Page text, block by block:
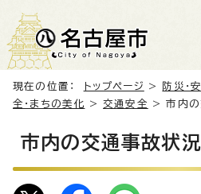
現在の位置： トップページ > 防災・
全・まちの美化
>交通安全 > 市内の
市内の交通事故状況